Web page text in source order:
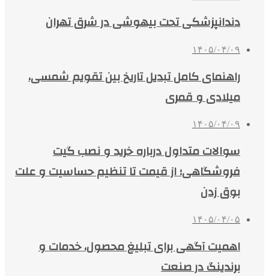
دندانپزشکی تحت بیهوشی در شرق تهران
۱۴۰۵/۰۴/۰۹
راهنمای کامل تبدیل تاریخ بین تقویم شمسی،
میلادی و قمری
۱۴۰۵/۰۴/۰۹
سوالات متداول درباره خرید و نصب گیت
فروشگاهی؛ از قیمت تا تنظیم حساسیت و علت
بوق زدن
۱۴۰۵/۰۴/۰۵
اهمیت آگهی برای تبلیغ محصول، خدمات و
برندینگ در صنعت